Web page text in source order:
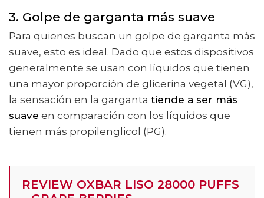
3. Golpe de garganta más suave
Para quienes buscan un golpe de garganta más
suave, esto es ideal. Dado que estos dispositivos
generalmente se usan con líquidos que tienen
una mayor proporción de glicerina vegetal (VG),
la sensación en la garganta tiende a ser más
suave en comparación con los líquidos que
tienen más propilenglicol (PG).
REVIEW OXBAR LISO 28000 PUFFS